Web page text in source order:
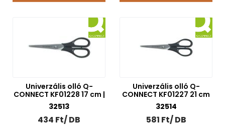
Univerzális olló Q-
CONNECT KF01228 17 cm |
32513
434 Ft/ DB
Univerzális olló Q-
CONNECT KF01227 21 cm
32514
581 Ft/ DB